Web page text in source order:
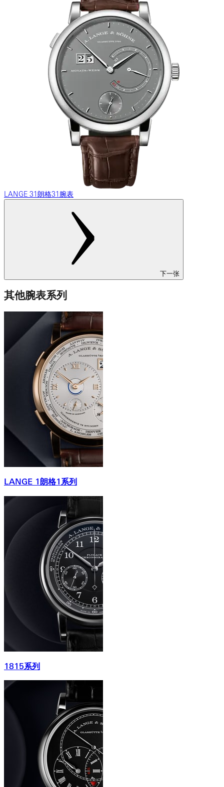
LANGE 31朗格31腕表
下一张
其他腕表系列
LANGE 1朗格1系列
1815系列